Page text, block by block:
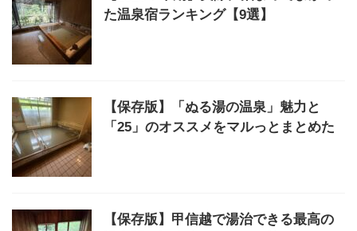
た温泉宿ランキング【9選】
【保存版】「ぬる湯の温泉」魅力と
「25」のオススメをマルっとまとめた
【保存版】甲信越で湯治できる最高の